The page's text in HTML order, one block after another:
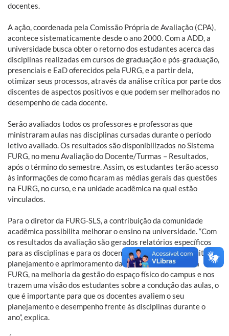
docentes.
A ação, coordenada pela Comissão Própria de Avaliação (CPA),
acontece sistematicamente desde o ano 2000. Com a ADD, a
universidade busca obter o retorno dos estudantes acerca das
disciplinas realizadas em cursos de graduação e pós-graduação,
presenciais e EaD oferecidos pela FURG, e a partir dela,
otimizar seus processos, através da análise crítica por parte dos
discentes de aspectos positivos e que podem ser melhorados no
desempenho de cada docente.
Serão avaliados todos os professores e professoras que
ministraram aulas nas disciplinas cursadas durante o período
letivo avaliado. Os resultados são disponibilizados no Sistema
FURG, no menu Avaliação do Docente/Turmas – Resultados,
após o término do semestre. Assim, os estudantes terão acesso
às informações de como ficaram as médias gerais das questões
na FURG, no curso, e na unidade acadêmica na qual estão
vinculados.
Para o diretor da FURG-SLS, a contribuição da comunidade
acadêmica possibilita melhorar o ensino na universidade. “Com
os resultados da avaliação são gerados relatórios específicos
para as disciplinas e para os docentes, o que nos ajuda muito no
planejamento e aprimoramento das políticas de ensino da
FURG, na melhoria da gestão do espaço físico do campus e nos
trazem uma visão dos estudantes sobre a condução das aulas, o
que é importante para que os docentes avaliem o seu
planejamento e desempenho frente às disciplinas durante o
ano”, explica.